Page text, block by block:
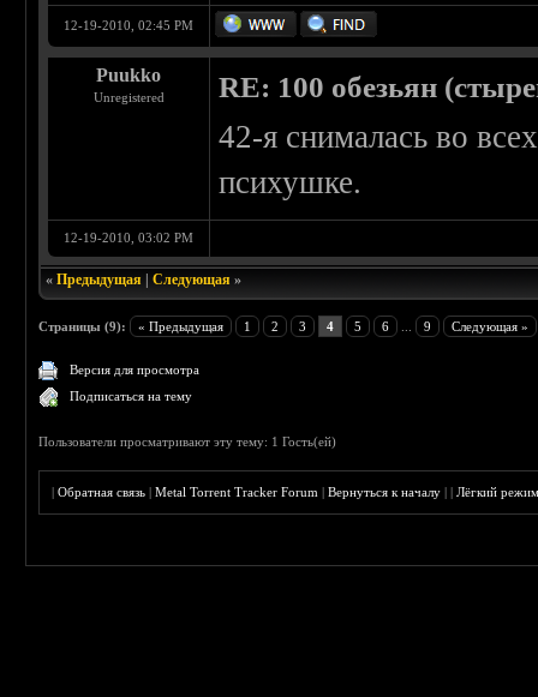
12-19-2010, 02:45 PM
Puukko
Unregistered RE: 100 обезьян
42-я снималась во
психушке.
12-19-2010, 03:02 PM
«Предыдущая |Следующая »
Страницы (9): « Предыдущая 1 2 3 4 5 6 9 Следующая »
Версия для просмотра
Подписаться на тему
Пользователи просматривают эту тему: 1 Гость(ей)
|Обратная связь |Metal Torrent Tracker Forum |Вернуться к началу ||Лёгкий